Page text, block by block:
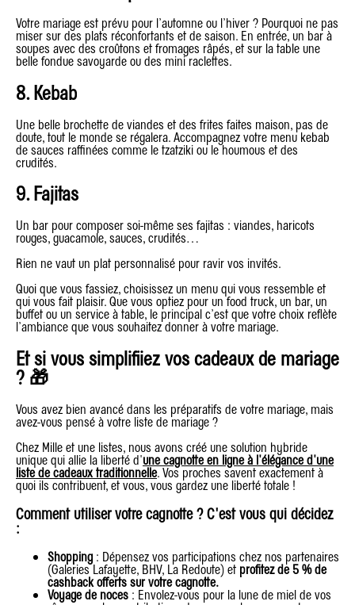
Votre mariage est prévu pour l’automne ou l’hiver ? Pourquoi ne pas
miser sur des plats réconfortants et de saison. En entrée, un bar à
soupes avec des croûtons et fromages râpés, et sur la table une
belle fondue savoyarde ou des mini raclettes.
8. Kebab
Une belle brochette de viandes et des frites faites maison, pas de
doute, tout le monde se régalera. Accompagnez votre menu kebab
de sauces raffinées comme le tzatziki ou le houmous et des
crudités.
9. Fajitas
Un bar pour composer soi-même ses fajitas : viandes, haricots
rouges, guacamole, sauces, crudités…
Rien ne vaut un plat personnalisé pour ravir vos invités.
Quoi que vous fassiez, choisissez un menu qui vous ressemble et
qui vous fait plaisir. Que vous optiez pour un food truck, un bar, un
buffet ou un service à table, le principal c’est que votre choix reflète
l’ambiance que vous souhaitez donner à votre mariage.
Et si vous simplifiiez vos cadeaux de mariage
? 🎁
Vous avez bien avancé dans les préparatifs de votre mariage, mais
avez-vous pensé à votre liste de mariage ?
Chez Mille et une listes, nous avons créé une solution hybride
unique qui allie la liberté d'une cagnotte en ligne à l'élégance d'une
liste de cadeaux traditionnelle. Vos proches savent exactement à
quoi ils contribuent, et vous, vous gardez une liberté totale !
Comment utiliser votre cagnotte ? C'est vous qui décidez
:
Shopping : Dépensez vos participations chez nos partenaires
(Galeries Lafayette, BHV, La Redoute) et profitez de 5 % de
cashback offerts sur votre cagnotte.
Voyage de noces : Envolez-vous pour la lune de miel de vos